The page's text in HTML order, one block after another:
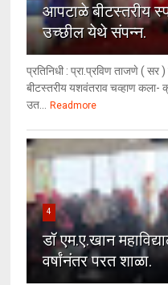
आपटाळे बीटस्तरीय
उच्छील येथे संपन्न.
प्रतिनिधी : प्रा.प्रविण ताजणे (
बीटस्तरीय यशवंतराव चव्हाण कला-
उत...
Readmore
4
डॉ एम.ए.खान
वर्षांनंतर परत शाळा.